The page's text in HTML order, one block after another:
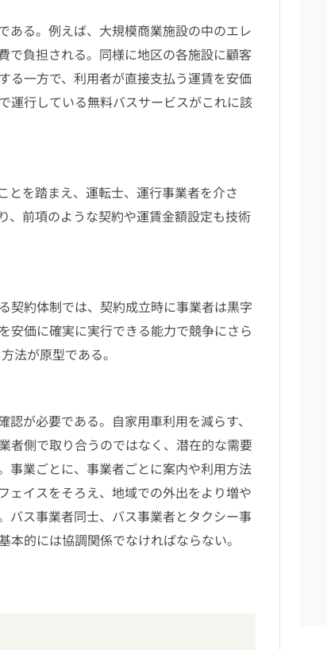
る。例えば、大規模商業施設の中のエレ
で負担される。同様に地区の各施設に顧客
る一方で、利用者が直接支払う運賃を安価
運行している無料バスサービスがこれに該
を踏まえ、運転士、運行事業者を介さ
、前項のような契約や運賃金額設定も技術
契約体制では、契約成立時に事業者は黒字
安価に確実に実行できる能力で競争にさら
法が原型である。
が必要である。自家用車利用を減らす、
者側で取り合うのではなく、潜在的な需要
事業ごとに、事業者ごとに案内や利用方法
ェイスをそろえ、地域での外出をより増や
バス事業者同士、バス事業者とタクシー事
的には協調関係でなければならない。